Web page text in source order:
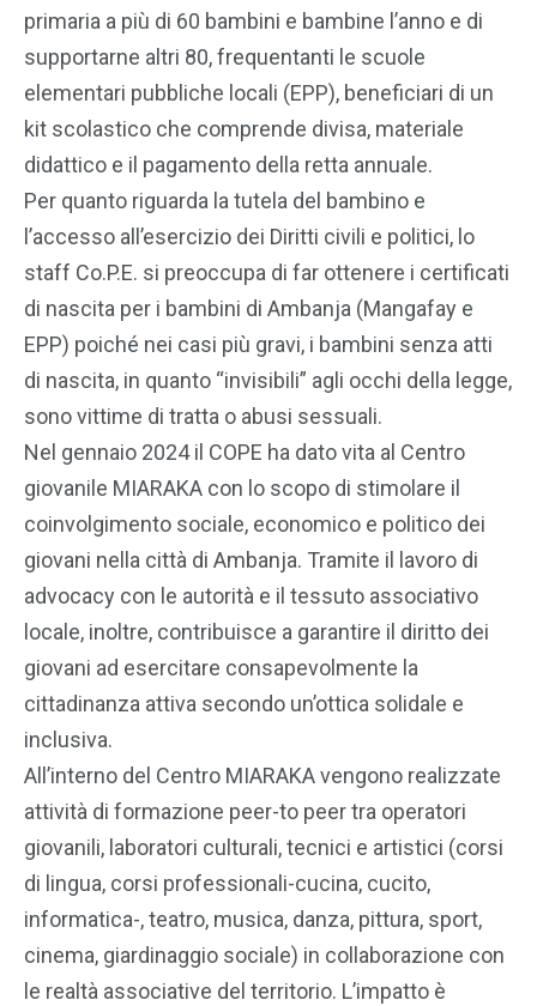
primaria a più di 60 bambini e bambine l’anno e di
supportarne altri 80, frequentanti le scuole
elementari pubbliche locali (EPP), beneficiari di un
kit scolastico che comprende divisa, materiale
didattico e il pagamento della retta annuale.
Per quanto riguarda la tutela del bambino e
l’accesso all’esercizio dei Diritti civili e politici, lo
staff Co.P.E. si preoccupa di far ottenere i certificati
di nascita per i bambini di Ambanja (Mangafay e
EPP) poiché nei casi più gravi, i bambini senza atti
di nascita, in quanto “invisibili” agli occhi della legge,
sono vittime di tratta o abusi sessuali.
Nel gennaio 2024 il COPE ha dato vita al Centro
giovanile MIARAKA con lo scopo di stimolare il
coinvolgimento sociale, economico e politico dei
giovani nella città di Ambanja. Tramite il lavoro di
advocacy con le autorità e il tessuto associativo
locale, inoltre, contribuisce a garantire il diritto dei
giovani ad esercitare consapevolmente la
cittadinanza attiva secondo un’ottica solidale e
inclusiva.
All’interno del Centro MIARAKA vengono realizzate
attività di formazione peer-to peer tra operatori
giovanili, laboratori culturali, tecnici e artistici (corsi
di lingua, corsi professionali-cucina, cucito,
informatica-, teatro, musica, danza, pittura, sport,
cinema, giardinaggio sociale) in collaborazione con
le realtà associative del territorio. L’impatto è